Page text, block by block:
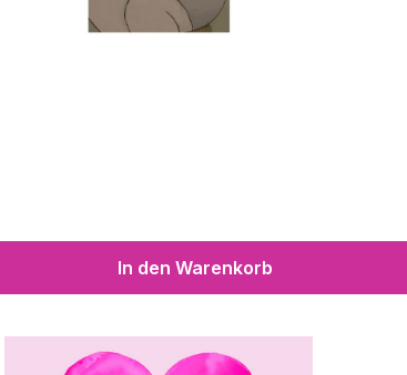
In den Warenkorb